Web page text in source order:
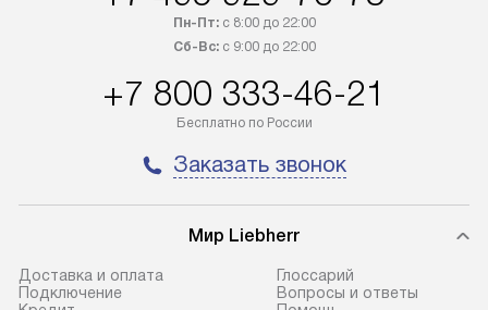
Пн-Пт:с 8:00 до 22:00
Сб-Вс:с 9:00 до 22:00
+7 800 333-46-21
Бесплатно по России
Заказать звонок
Мир Liebherr
Доставка и оплата
Подключение
Глоссарий
Вопросы и ответы